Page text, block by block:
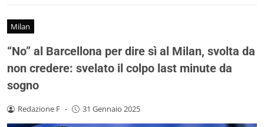
Milan
“No” al Barcellona per dire sì al Milan, svolta da
non credere: svelato il colpo last minute da
sogno
Redazione F - 31 Gennaio 2025